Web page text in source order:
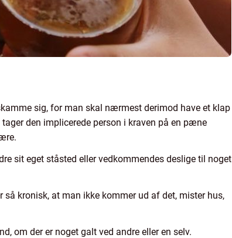
sig, for man skal nærmest derimod have et klap
den implicerede person i kraven på en pæne
sit eget ståsted eller vedkommendes deslige til noget
kronisk, at man ikke kommer ud af det, mister hus,
om der er noget galt ved andre eller en selv.